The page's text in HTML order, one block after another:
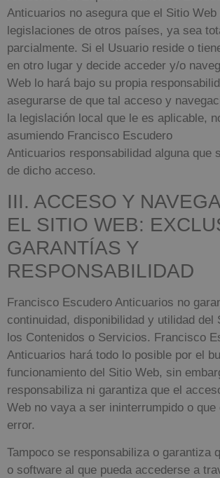
Anticuarios no asegura que el Sitio
legislaciones de otros países, ya sea
parcialmente. Si el Usuario reside o
en otro lugar y decide acceder y/o
Web lo hará bajo su propia
asegurarse de que tal acceso y
la legislación local que le es aplicable,
asumiendo Francisco Escudero
Anticuarios responsabilidad alguna que
de dicho acceso.
III. ACCESO Y
EL SITIO WEB:
GARANTÍAS Y
RESPONSABILIDAD
Francisco Escudero Anticuarios no
continuidad, disponibilidad y utilidad del
los Contenidos o Servicios. Francisco
Anticuarios hará todo lo posible por el
funcionamiento del Sitio Web, sin
responsabiliza ni garantiza que el
Web no vaya a ser ininterrumpido o que
error.
Tampoco se responsabiliza o garantiza
o software al que pueda accederse a